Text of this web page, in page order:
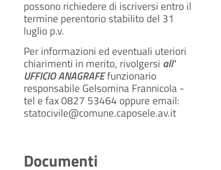
possono richiedere di iscriversi entro il
termine perentorio stabilito del 31
luglio p.v.
Per informazioni ed eventuali uteriori
chiarimenti in merito, rivolgersi all'
UFFICIO ANAGRAFEfunzionario
responsabile Gelsomina Frannicola -
tel e fax 0827 53464 oppure email:
statocivile@comune.caposele.av.it
Documenti